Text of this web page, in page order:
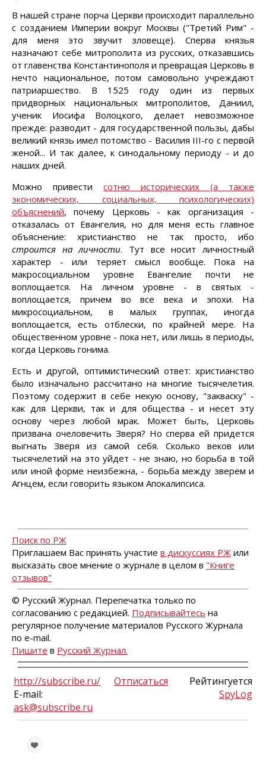
В нашей стране порча Церкви происходит параллельно
с созданием Империи вокруг Москвы ("Третий Рим" -
для меня это звучит зловеще). Сперва князья
назначают себе митрополита из русских, отказавшись
от главенства Константинополя и превращая Церковь в
нечто национальное, потом самовольно учреждают
патриаршество. В 1525 году один из первых
придворных национальных митрополитов, Даниил,
ученик Иосифа Волоцкого, делает невозможное
прежде: разводит - для государственной пользы, дабы
великий князь имел потомство - Василия III-го с первой
женой... И так далее, к синодальному периоду - и до
наших дней.
Можно привести сотню исторических (а также
экономических, социальных, психологических)
объяснений, почему Церковь - как организация -
отказалась от Евангелия, но для меня есть главное
объяснение: христианство не так просто, ибо
строится на личности. Тут все носит личностный
характер - или теряет смысл вообще. Пока на
макросоциальном уровне Евангелие почти не
воплощается. На личном уровне - в святых -
воплощается, причем во все века и эпохи. На
микросоциальном, в малых группах, иногда
воплощается, есть отблески, по крайней мере. На
общественном уровне - пока нет, или лишь в периоды,
когда Церковь гонима.
Есть и другой, оптимистический ответ: христианство
было изначально рассчитано на многие тысячелетия.
Поэтому содержит в себе некую основу, "закваску" -
как для Церкви, так и для общества - и несет эту
основу через любой мрак. Может быть, Церковь
призвана очеловечить Зверя? Но сперва ей придется
выгнать Зверя из самой себя. Сколько веков или
тысячелетий на это уйдет - не знаю, но борьба в той
или иной форме неизбежна, - борьба между зверем и
Агнцем, если говорить языком Апокалипсиса.
Поиск по РЖ
Приглашаем Вас принять участие в дискуссиях РЖ или
высказать свое мнение о журнале в целом в "Книге
отзывов"
© Русский Журнал. Перепечатка только по
согласованию с редакцией. Подписывайтесь на
регулярное получение материалов Русского Журнала
по e-mail.
Пишите в Русский Журнал.
http://subscribe.ru/
E-mail:
ask@subscribe.ru
Отписаться
Рейтингуется
SpyLog